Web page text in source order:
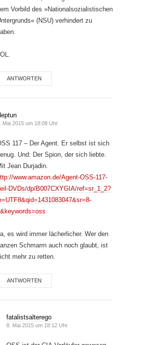
Vorbild des »Nationalsozialistischen
(NSU) verhindert zu
ANTWORTEN
Mai 2015 um 18:08 Uhr
117 – Der Agent. Er selbst ist sich
Und: Der Spion, der sich liebte.
Jean Durjadin.
www.amazon.de/Agent-OSS-117-
DVDs/dp/B007CXYGIA/ref=sr_1_2?
es wird immer lächerlicher. Wer den
Schmarrn auch noch glaubt, ist
mehr zu retten.
ANTWORTEN
fatalistsalterego
8. Mai 2015 um 18:12 Uhr